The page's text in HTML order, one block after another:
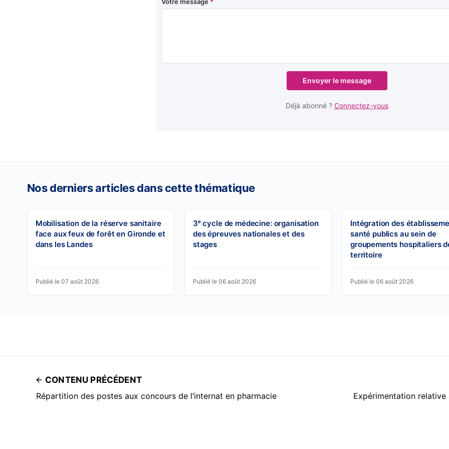
Envoyer le message
Déjà abonné ? Connectez-vous
Nos derniers articles dans cette thématique
Mobilisation de la réserve sanitaire
face aux feux de forêt en Gironde et
dans les Landes
Publié le 07 août 2026
3ᵉ cycle de médecine: organisation
des épreuves nationales et des
stages
Publié le 06 août 2026
Intégration des
santé publics au sein de
groupements hospitaliers
territoire
Publié le 06 août 2026
CONTENU PRÉCÉDENT
Répartition des postes aux concours de l’internat en pharmacie
Expérimentation